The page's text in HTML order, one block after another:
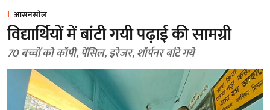
आसनसोल
विद्यार्थियों में बांटी गयी पढ़ाई की सामग्री
70 बच्चों को कॉपी, पेंसिल, इरेजर, शॉर्पनर बांटे गये